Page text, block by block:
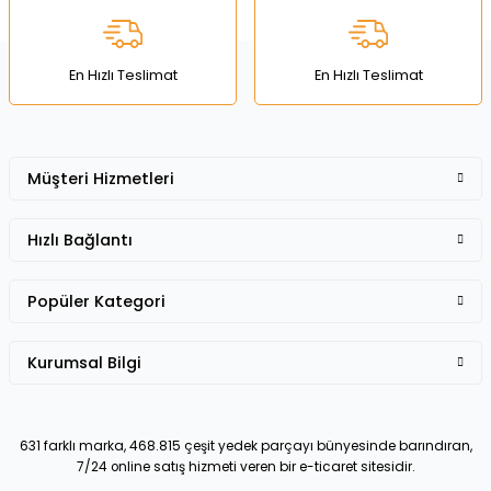
Ürün fiyatı diğer sitelerden daha pahalı.
Bu ürüne benzer farklı alternatifler olmalı.
En Hızlı Teslimat En Hızlı Teslimat
631 farklı marka, 468.815 çeşit yedek parçayı bünyesinde barındıran,
7/24 online satış hizmeti veren bir e-ticaret sitesidir.
Müşteri Hizmetleri
Hızlı Bağlantı
Popüler Kategori
Kurumsal Bilgi